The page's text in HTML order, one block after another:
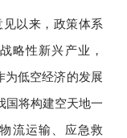
以来，政策体系
略性新兴产业，
为低空经济的发展
国将构建空天地一
流运输、应急救